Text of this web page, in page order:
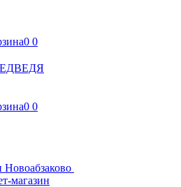
0 0
0 0
Новоабзаково
магазин